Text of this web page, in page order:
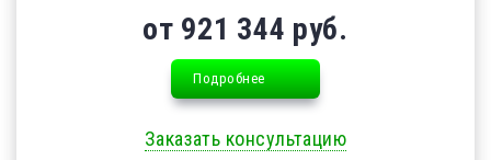
от 921 344 руб.
Подробнее
Заказать консультацию